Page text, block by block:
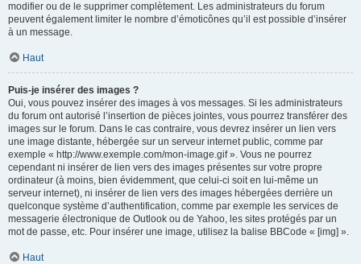
modifier ou de le supprimer complètement. Les administrateurs du forum
peuvent également limiter le nombre d’émoticônes qu’il est possible d’insérer
à un message.
Haut
Puis-je insérer des images ?
Oui, vous pouvez insérer des images à vos messages. Si les administrateurs
du forum ont autorisé l’insertion de pièces jointes, vous pourrez transférer des
images sur le forum. Dans le cas contraire, vous devrez insérer un lien vers
une image distante, hébergée sur un serveur internet public, comme par
exemple « http://www.exemple.com/mon-image.gif ». Vous ne pourrez
cependant ni insérer de lien vers des images présentes sur votre propre
ordinateur (à moins, bien évidemment, que celui-ci soit en lui-même un
serveur internet), ni insérer de lien vers des images hébergées derrière un
quelconque système d’authentification, comme par exemple les services de
messagerie électronique de Outlook ou de Yahoo, les sites protégés par un
mot de passe, etc. Pour insérer une image, utilisez la balise BBCode « [img] ».
Haut